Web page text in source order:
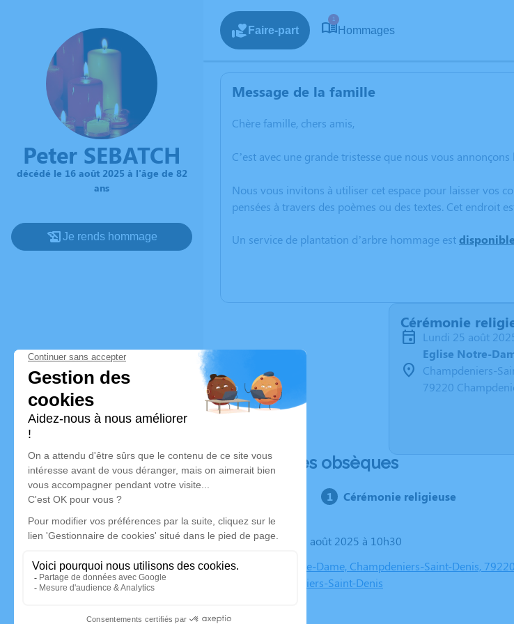
Peter SEBATCH
décédé le 16 août 2025 à l'âge de 82
ans
Je rends hommage
Faire-part
1
Hommages
Message de la famille
Chère famille, chers amis,
C’est avec une grande tristesse que nous vous
Nous vous invitons à utiliser cet espace pour laisser vos
pensées à travers des poèmes ou des textes. Cet endroit
Un service de plantation d’arbre hommage est
Cérémonie
lundi 25 août
Eglise Notre-
Champdeniers-
79220
Déroulé des obsèques
Cérémonie religieuse
Le lundi 25 août 2025 à 10h30
Eglise Notre-Dame, Champdeniers-Saint-Denis, 79220
Champdeniers-Saint-Denis